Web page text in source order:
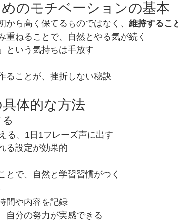
のモチベーションの基本
から高く保てるものではなく、 維持するこ
重ねることで、自然とやる気が続く
という気持ちは手放す
ることが、挫折しない秘訣
体的な方法
る、1日1フレーズ声に出す
る設定が効果的
とで、自然と学習習慣がつく
間や内容を記録
自分の努力が実感できる